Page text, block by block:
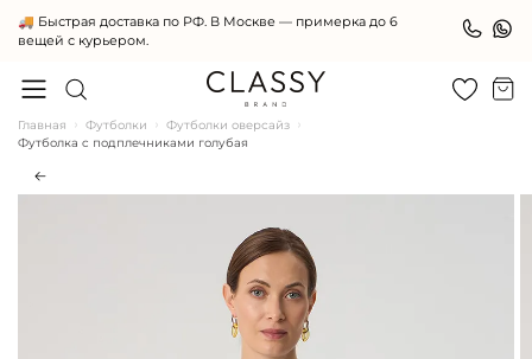
Женская одежда премиального качества
Главная Футболки
Футболки оверсайз
Футболка c подплечниками голубая